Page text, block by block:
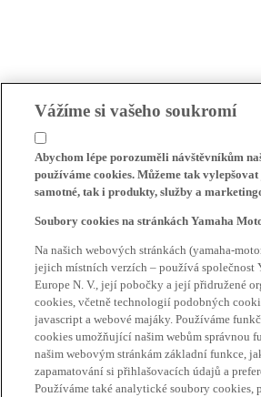
Vážíme si vašeho soukromí
Abychom lépe porozuměli návštěvníkům
používáme cookies. Můžeme tak
samotné, tak i produkty, služby a
Soubory cookies na stránkách Yamaha
Na našich webových stránkách (yamaha-
jejich místních verzích – používá společnost
Europe N. V., její pobočky a její přidružené
cookies, včetně technologií podobných
javascript a webové majáky. Používáme
cookies umožňující našim webům správnou
našim webovým stránkám základní funkce,
zapamatování si přihlašovacích údajů a
Používáme také analytické soubory cookies,